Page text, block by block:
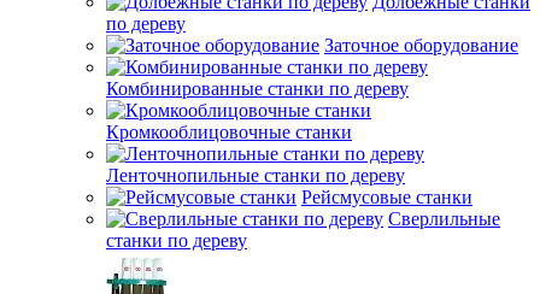
по дереву
Заточное оборудование
Комбинированные станки по дереву
Кромкооблицовочные станки
Ленточнопильные станки по дереву
Рейсмусовые станки
Сверлильные
станки по дереву